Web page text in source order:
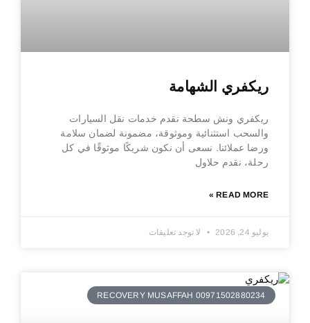
ريكفري الشهامة
ريكفري ونش سطحة نقدم خدمات نقل السيارات
والسحب استثنائية وموثوقة، مضمونة لضمان سلامة
ورضا عملائنا. نسعى أن نكون شريكًا موثوقًا في كل
رحلة، نقدم حلاول
READ MORE »
يوليو 24, 2026 لا توجد تعليقات
RECOVERY MUSAFFAH 00971502880234